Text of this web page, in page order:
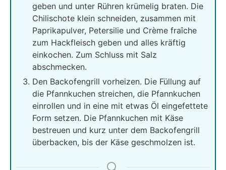
geben und unter Rühren krümelig braten. Die
Chilischote klein schneiden, zusammen mit
Paprikapulver, Petersilie und Crème fraîche
zum Hackfleisch geben und alles kräftig
einkochen. Zum Schluss mit Salz
abschmecken.
Den Backofengrill vorheizen. Die Füllung auf
die Pfannkuchen streichen, die Pfannkuchen
einrollen und in eine mit etwas Öl eingefettete
Form setzen. Die Pfannkuchen mit Käse
bestreuen und kurz unter dem Backofengrill
überbacken, bis der Käse geschmolzen ist.